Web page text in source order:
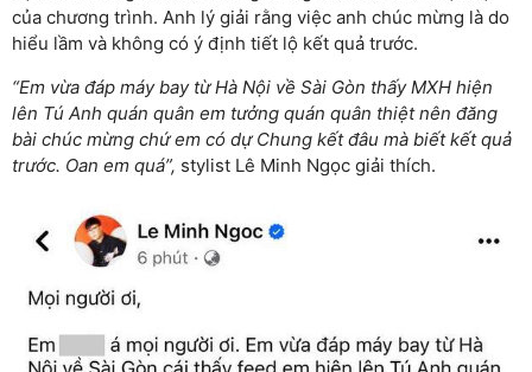
của chương trình. Anh lý giải rằng việc anh chúc mừng là do
hiểu lầm và không có ý định tiết lộ kết quả trước.
“Em vừa đáp máy bay từ Hà Nội về Sài Gòn thấy MXH hiện
lên Tú Anh quán quân em tưởng quán quân thiệt nên đăng
bài chúc mừng chứ em có dự Chung kết đâu mà biết kết quả
trước. Oan em quá”, stylist Lê Minh Ngọc giải thích.